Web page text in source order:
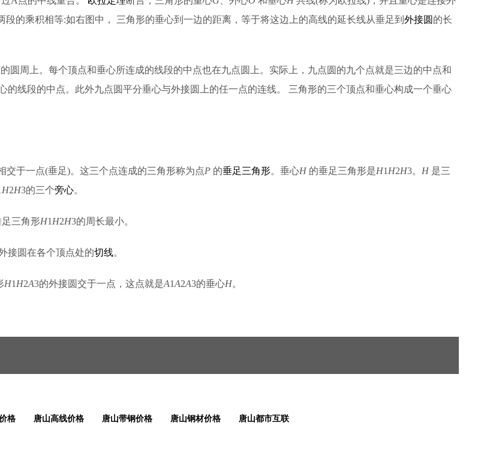
的乘积相等:如右图中， 三角形的垂心到一边的距离，等于将这边上的高线的延长线从垂足到 外接圆 的长
的圆周上。每个顶点和垂心所连成的线段的中点也在九点圆上。实际上，九点圆的九个点就是三边的中点和
的线段的中点。此外九点圆平分垂心与外接圆上的任一点的连线。 三角形的三个顶点和垂心构成一个垂心
于一点(垂足)。这三个点连成的三角形称为点P 的垂足三角形。垂心H 的垂足三角形是H1 H2H3。 H 是三
H2H3的三个旁心。
三角形H1 H2H3的周长最小。
接圆在各个顶点处的切线。
H1 H2A3的外接圆交于一点，这点就是A1A2A3的垂心H。
格 唐山高线价格 唐山带钢价格 唐山钢材价格 唐山都市互联